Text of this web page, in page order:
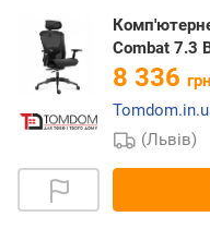
Combat 7.3
8 336
(Львів)